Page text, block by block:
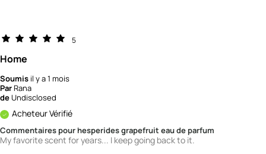
5
Home
Soumis il y a 1 mois
ParRana
deUndisclosed
Acheteur Vérifié
Commentaires pour hesperides grapefruit eau de parfum
My favorite scent for years... I keep going back to it.